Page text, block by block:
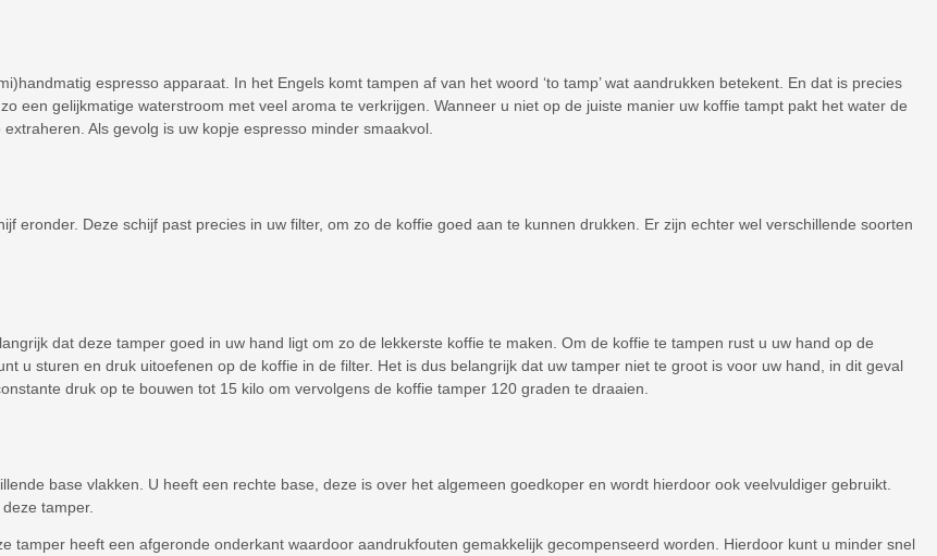
espresso apparaat. In het Engels komt tampen af van het woord ‘to tamp’ wat aandrukken betekent. En dat is precies
een gelijkmatige waterstroom met veel aroma te verkrijgen. Wanneer u niet op de juiste manier uw koffie tampt pakt het water de
Als gevolg is uw kopje espresso minder smaakvol.
eronder. Deze schijf past precies in uw filter, om zo de koffie goed aan te kunnen drukken. Er zijn echter wel verschillende soorten
dat deze tamper goed in uw hand ligt om zo de lekkerste koffie te maken. Om de koffie te tampen rust u uw hand op de
u sturen en druk uitoefenen op de koffie in de filter. Het is dus belangrijk dat uw tamper niet te groot is voor uw hand, in dit geval
druk op te bouwen tot 15 kilo om vervolgens de koffie tamper 120 graden te draaien.
base vlakken. U heeft een rechte base, deze is over het algemeen goedkoper en wordt hierdoor ook veelvuldiger gebruikt.
tamper.
tamper heeft een afgeronde onderkant waardoor aandrukfouten gemakkelijk gecompenseerd worden. Hierdoor kunt u minder snel